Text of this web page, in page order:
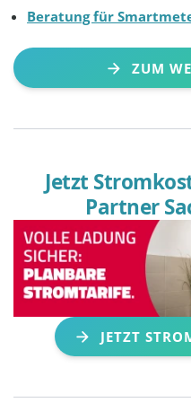
Beratung für
ZUM
Jetzt
Partner
JETZT